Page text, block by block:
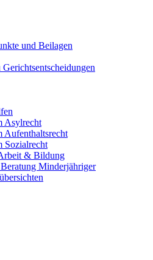
und Beilagen
Asylrecht
Aufenthaltsrecht
Sozialrecht
& Bildung
Minderjähriger